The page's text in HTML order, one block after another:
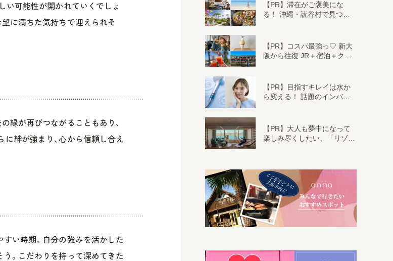
い可能性が開かれていくでしょ
に満ちた気持ちで迎えられそ
縁が再びつながることもあり、
絆が強まり、心から信頼し合え
い時期。自分の強みを活かした
。こだわりを持って深めてきた
【PR】滞在がご褒美にな
る！ 沖縄・読谷村で見つ…
【PR】コスパ最強っ♡ 新大
阪から往復 JR＋宿泊＋ク…
【PR】目指すキレイは水か
ら変える！ 話題のインバ…
【PR】大人も夢中になって
楽しみ尽くしたい、「リゾ…